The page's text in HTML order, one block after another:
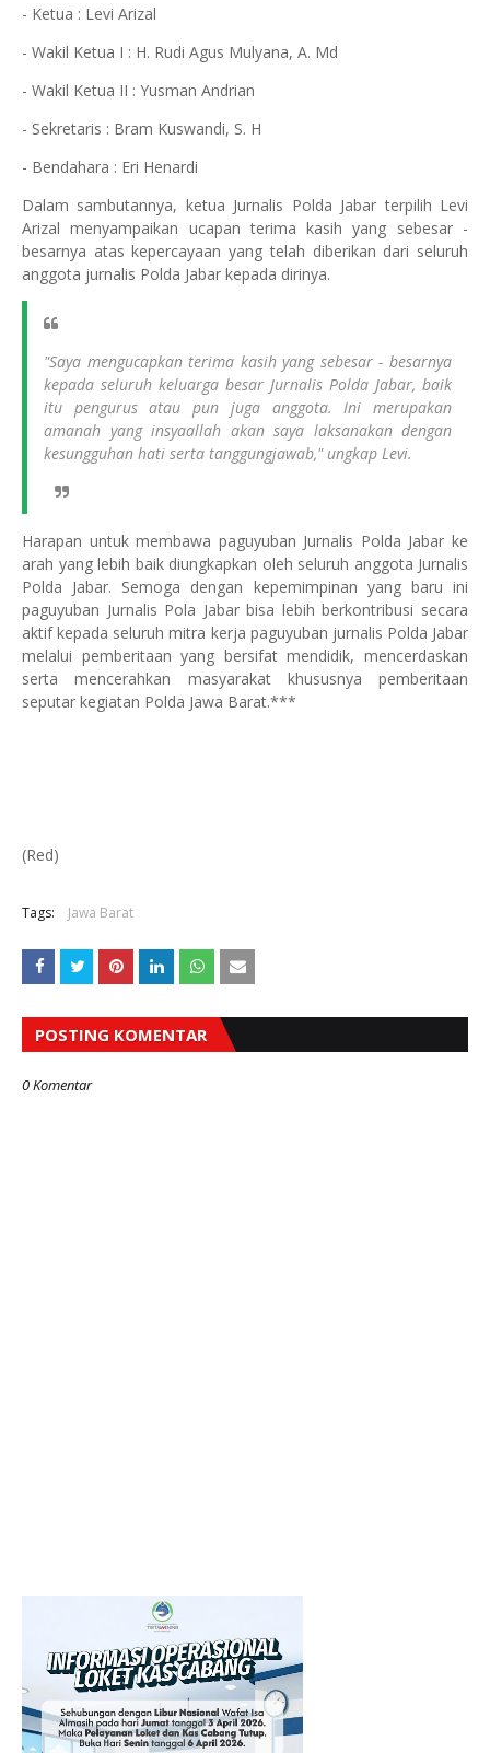
- Ketua : Levi Arizal
- Wakil Ketua I : H. Rudi Agus Mulyana, A. Md
- Wakil Ketua II : Yusman Andrian
- Sekretaris : Bram Kuswandi, S. H
- Bendahara : Eri Henardi
Dalam sambutannya, ketua Jurnalis Polda Jabar terpilih Levi
Arizal menyampaikan ucapan terima kasih yang sebesar -
besarnya atas kepercayaan yang telah diberikan dari seluruh
anggota jurnalis Polda Jabar kepada dirinya.
"Saya mengucapkan terima kasih yang sebesar - besarnya
kepada seluruh keluarga besar Jurnalis Polda Jabar, baik
itu pengurus atau pun juga anggota. Ini merupakan
amanah yang insyaallah akan saya laksanakan dengan
kesungguhan hati serta tanggungjawab," ungkap Levi.
Harapan untuk membawa paguyuban Jurnalis Polda Jabar ke
arah yang lebih baik diungkapkan oleh seluruh anggota Jurnalis
Polda Jabar. Semoga dengan kepemimpinan yang baru ini
paguyuban Jurnalis Pola Jabar bisa lebih berkontribusi secara
aktif kepada seluruh mitra kerja paguyuban jurnalis Polda Jabar
melalui pemberitaan yang bersifat mendidik, mencerdaskan
serta mencerahkan masyarakat khususnya pemberitaan
seputar kegiatan Polda Jawa Barat.***
(Red)
Tags: Jawa Barat
POSTING KOMENTAR
0 Komentar